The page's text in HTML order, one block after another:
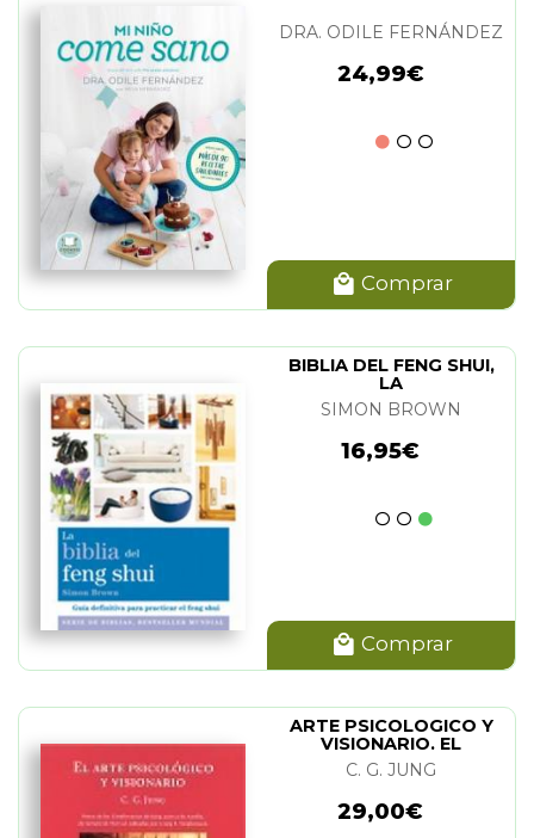
DRA. ODILE FERNÁNDEZ
24,99€
Comprar
BIBLIA DEL FENG SHUI,
LA
SIMON BROWN
16,95€
Comprar
ARTE PSICOLOGICO Y
VISIONARIO. EL
C. G. JUNG
29,00€